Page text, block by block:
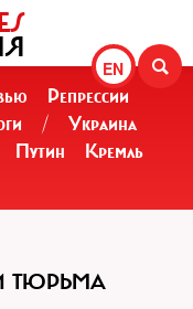
EN
Репрессии
/
Украина
Путин
Кремль
ТЮРЬМА